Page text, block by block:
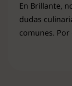
En Brillante,
dudas
comunes. Por